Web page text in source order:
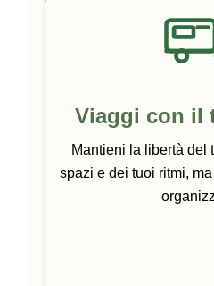
Viaggi con il
Mantieni la libertà del
spazi e dei tuoi ritmi,